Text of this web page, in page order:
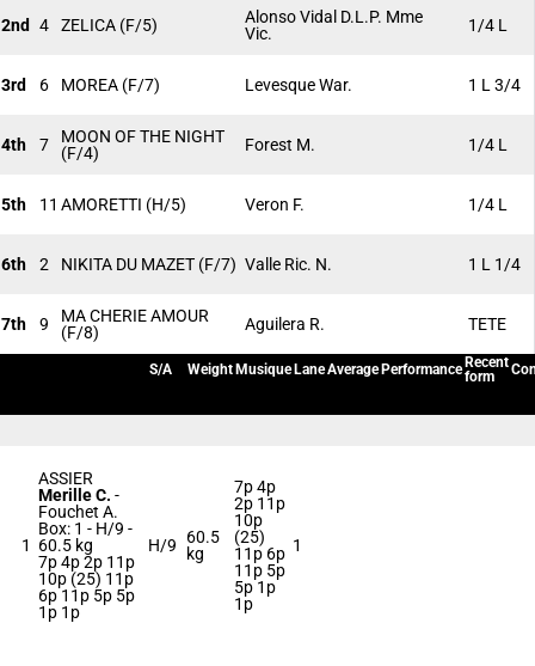
2nd 4 ZELICA (F/5)
Alonso Vidal D.L.P. Mme
Vic.
1/4 L
3rd 6 MOREA (F/7) Levesque War. 1 L 3/4
4th 7
MOON OF THE NIGHT
(F/4)
Forest M. 1/4 L
5th 11 AMORETTI (H/5) Veron F. 1/4 L
6th 2 NIKITA DU MAZET (F/7) Valle Ric. N. 1 L 1/4
7th 9
MA CHERIE AMOUR
(F/8)
Aguilera R. TETE
S/A Weight Musique LaneAverage Performance Recent
form
1
ASSIER
Merille C. -
Fouchet A.
Box: 1 - H/9 -
60.5 kg
7p 4p 2p 11p
10p (25) 11p
6p 11p 5p 5p
1p 1p
H/9
60.5
kg
7p 4p
2p 11p
10p
(25)
11p 6p
11p 5p
5p 1p
1p
1